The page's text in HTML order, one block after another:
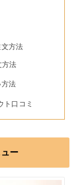
方法
方法
法
ト口コミ
ー